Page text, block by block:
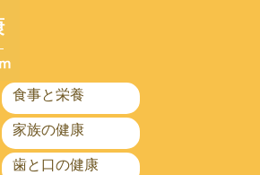
食事と栄養
家族の健康
歯と口の健康